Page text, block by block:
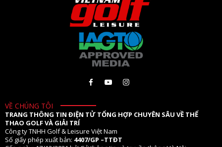
VỀ CHÚNG TÔI
TRANG THÔNG TIN ĐIỆN TỬ TỔNG HỢP CHUYÊN SÂU VỀ THỂ
THAO GOLF VÀ GIẢI TRÍ
Công ty TNHH Golf & Leisure Việt Nam
Số giấy phép xuất bản: 4407/GP –TTĐT